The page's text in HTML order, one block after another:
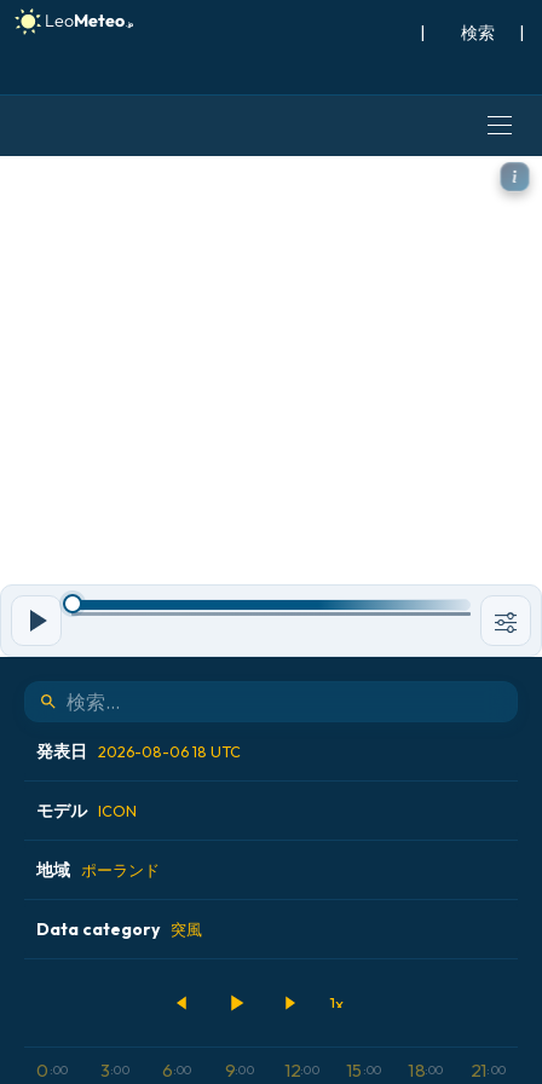
| |
ICON モデル - ポーランド,
発表日 2026-08-06 18 UTC
2026-08-06 00 UTC
2026-08-06 06 UTC
2026-08-06 12 UTC
モデル ICON
ALADIN CZ 2.3 km
ECMWF AIFS [AI]
地域 ポーランド
アイスランド
Data category 突風
0 :00 3:00 6:00 9:00 12:00 15 :00 18:00 21:00